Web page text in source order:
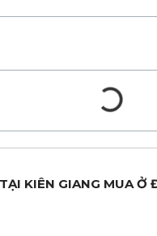
KIÊN GIANG MUA Ở